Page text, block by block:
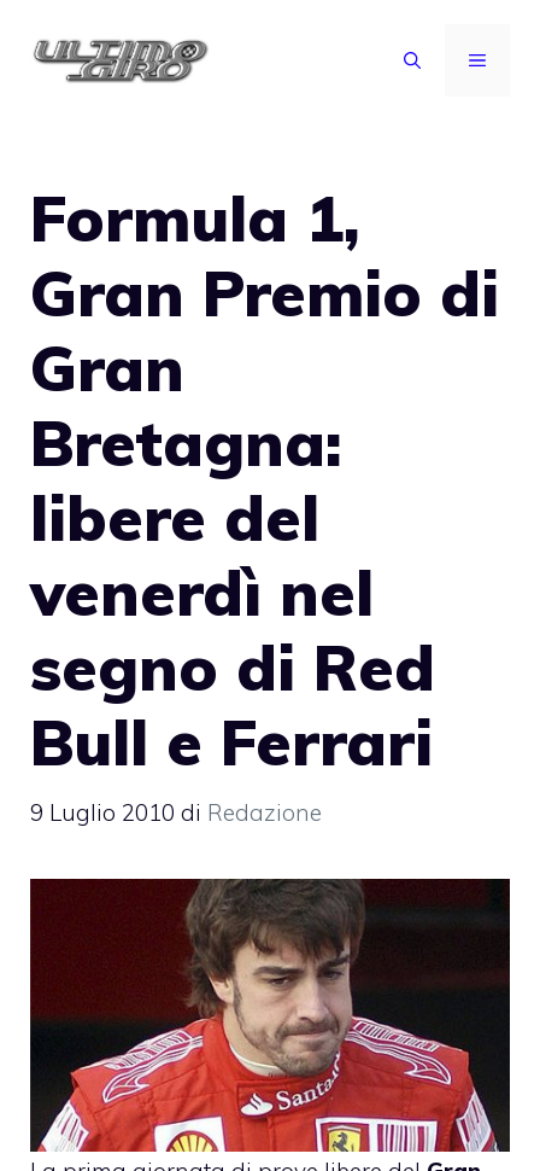
MENU
Formula 1,
Gran Premio di
Gran
Bretagna:
libere del
venerdì nel
segno di Red
Bull e Ferrari
9 Luglio 2010 di Redazione